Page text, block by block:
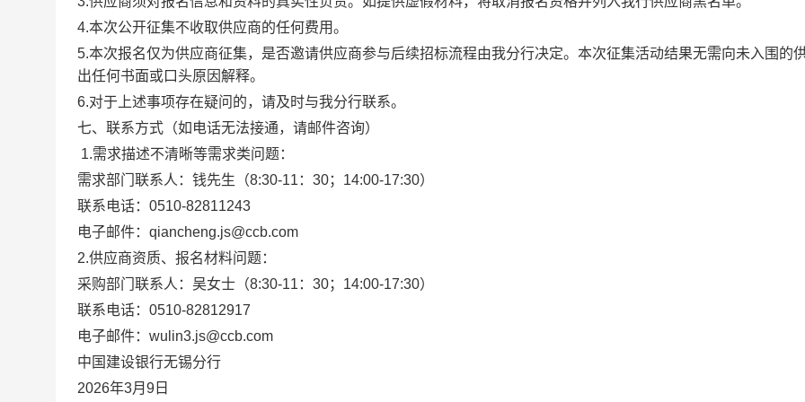
4.本次公开征集不收取供应商的任何费用。
5.本次报名仅为供应商征集，是否邀请供应商参与后续招标流程由我分行决定。本次征集活动结果无需向未入围的
出任何书面或口头原因解释。
6.对于上述事项存在疑问的，请及时与我分行联系。
七、联系方式 （如电话无法接通，请邮件咨询）
1.需求描述不清晰等需求类问题：
需求部门联系人： 钱先生 （8:30-11：30；14:00-17:30）
联系电话： 0510-82811243
电子邮件： qiancheng.js@ccb.com
2.供应商资质、报名材料问题：
采购部门联系人：吴女士（8:30-11：30；14:00-17:30）
联系电话： 0510-82812917
电子邮件： wulin3.js@ccb.com
中国建设银行无锡分行
2026年3月 9 日